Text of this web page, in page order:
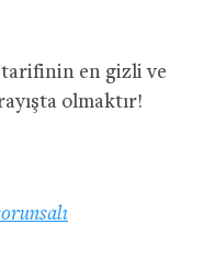
tarifinin en gizli ve
olmaktır!